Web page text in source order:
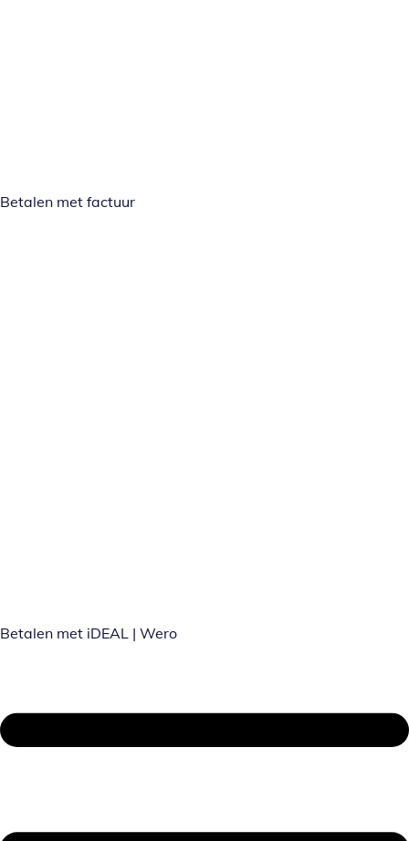
Betalen met factuur
Betalen met iDEAL | Wero